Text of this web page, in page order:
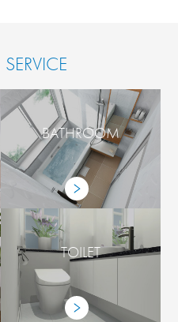
BATHROOM
TOILET